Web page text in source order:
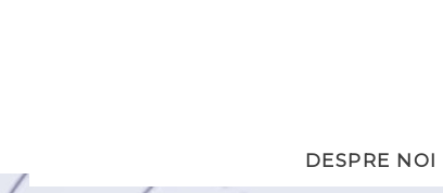
DESPRE NOI